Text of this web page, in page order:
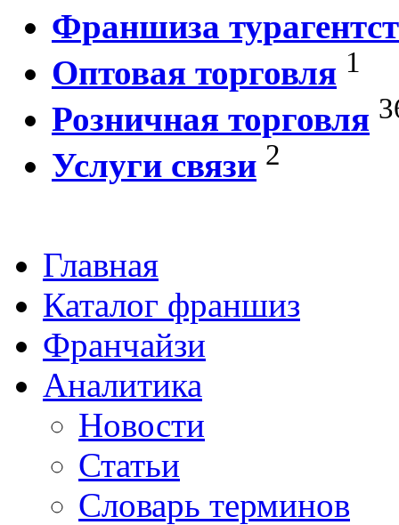
Франшиза
Оптовая торговля 1
Розничная торговля
Услуги связи 2
Главная
Каталог франшиз
Франчайзи
Аналитика
Новости
Статьи
Словарь терминов